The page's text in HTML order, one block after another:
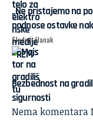
„Ne pristajemo na
podnose ostavke
Sledeći članak
Bezbednost na
sigurnosti
Nema komentara